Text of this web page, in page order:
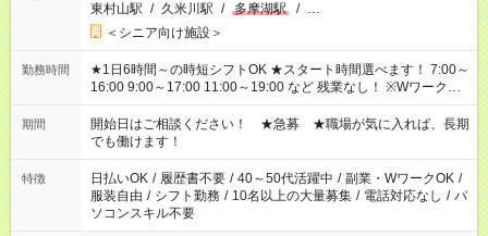
東村山駅 / 久米川駅 / 多摩湖駅 / …
＜シニア向け施設＞
勤務時間
★1日6時間～の時短シフトOK ★スタート時間選べます！ 7:00～
16:00 9:00～17:00 11:00～19:00 など 残業なし！ ※Wワークの
場合、他のお仕事と合わせ週40時間超の就業はご案内できませ
ん ※法令に基づき、週20時間以上勤務は社会保険への加入対象
となります ※労働者派遣法（日雇い派遣の原則禁止）により、
短時間・短期間の就業はご案内が難しい場合があります
期間
開始日はご相談ください！ ★急募 ★職場が気に入れば、長期
でも働けます！
特徴 日払いOK / 履歴書不要 / 40～50代活躍中 / 副業・WワークOK /
服装自由 / シフト勤務 / 10名以上の大量募集 / 電話対応なし / パ
ソコンスキル不要